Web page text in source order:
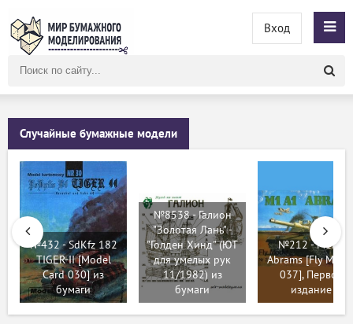
сайту
Вход
Случайные бумажные модели
№432 - SdKfz 182
TIGER-II [Model
Card 030] из
бумаги
№8538 - Галион
"Золотая Лань" -
"Голден Хинд" (ЮТ
для умелых рук
11/1982) из
бумаги
№212 - M1A1
Abrams [Fly
037], Первое
издание